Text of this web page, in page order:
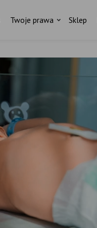
Twoje prawa Sklep